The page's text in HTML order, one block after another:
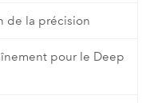
de la précision
pour le Deep